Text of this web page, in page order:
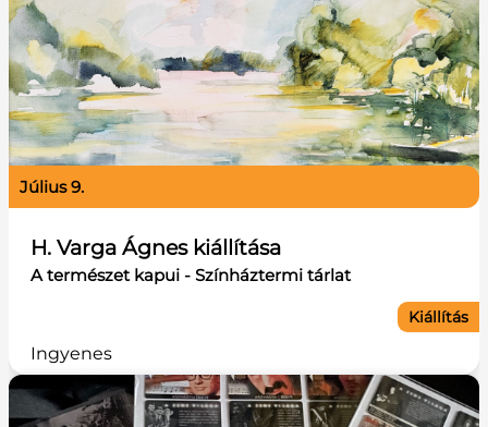
H. Varga Ágnes kiállítása
A természet kapui - Színháztermi tárlat
július 9.
Ingyenes
Kiállítás